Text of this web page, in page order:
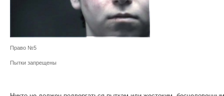
Право №5
Пытки запрещены